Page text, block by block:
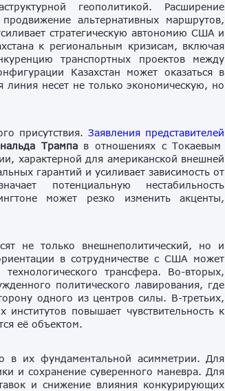
геополитикой. Расширение
альтернативных маршрутов,
стратегическую автономию США и
к региональным кризисам, включая
транспортных проектов между
Казахстан может оказаться в
линия несет не только экономическую, но
присутствия.Заявления представителей
Трампав отношениях с Токаевым
характерной для американской внешней
гарантий и усиливает зависимость от
потенциальную нестабильность
может резко изменить акценты,
не только внешнеполитический, но и
в сотрудничестве с США может
трансфера. Во-вторых,
политического лавирования, где
одного из центров силы. В-третьих,
повышает чувствительность к
её объектом.
в их фундаментальной асимметрии. Для
и сохранение суверенного маневра. Для
и снижение влияния конкурирующих